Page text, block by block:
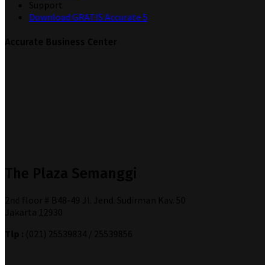
Download GRATIS Accurate 5